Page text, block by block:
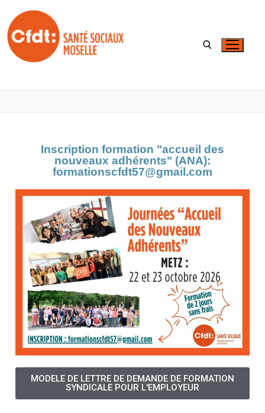
Inscription formation "accueil des
nouveaux adhérents" (ANA):
formationscfdt57@gmail.com
MODELE DE LETTRE DE DEMANDE DE FORMATION
SYNDICALE POUR L'EMPLOYEUR